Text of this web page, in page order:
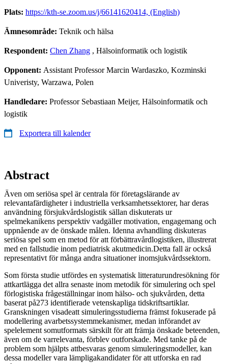
Plats: https://kth-se.zoom.us/j/66141620414, (English)
Ämnesområde: Teknik och hälsa
Respondent: Chen Zhang , Hälsoinformatik och logistik
Opponent: Assistant Professor Marcin Wardaszko, Kozminski
Univeristy, Warzawa, Polen
Handledare: Professor Sebastiaan Meijer, Hälsoinformatik och
logistik
Exportera till kalender
Abstract
Även om seriösa spel är centrala för företagslärande av
relevantafärdigheter i industriella verksamhetssektorer, har deras
användning försjukvårdslogistik sällan diskuterats ur
spelmekanikens perspektiv vadgäller motivation, engagemang och
uppnående av de önskade målen. Idenna avhandling diskuteras
seriösa spel som en metod för att förbättravårdlogistiken, illustrerat
med en fallstudie inom pediatrisk akutmedicin.Detta fall är också
representativt för många andra situationer inomsjukvårdssektorn.
Som första studie utfördes en systematisk litteraturundresökning för
attkartlägga det allra senaste inom metodik för simulering och spel
förlogistiska frågeställningar inom hälso- och sjukvården, detta
baserat på273 identifierade vetenskapliga tidskriftsartiklar.
Granskningen visadeatt simuleringsstudierna främst fokuserade på
modellering avarbetssystemmekanismer, medan införandet av
spelelement somutformats särskilt för att främja önskade beteenden,
även om de varrelevanta, förblev outforskade. Med tanke på de
problem som hjälpts attbesvaras genom simuleringsmodeller, kan
dessa modeller vara lämpligakandidater för att utforska en rad